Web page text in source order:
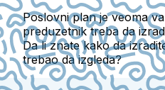
Poslovni plan je veoma
preduzetnik treba da
Da li znate kako da
trebao da izgleda?